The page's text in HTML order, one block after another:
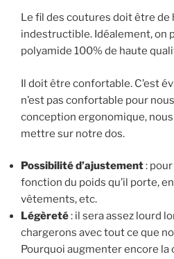
Le fil des coutures doit être
indestructible. Idéalement, on
polyamide 100% de haute
Il doit être confortable. C’est
n’est pas confortable pour
conception ergonomique,
mettre sur notre dos.
Possibilité d’ajustement:
fonction du poids qu’il porte,
vêtements, etc.
Légèreté: il sera assez lourd
chargerons avec tout ce que
Pourquoi augmenter encore la